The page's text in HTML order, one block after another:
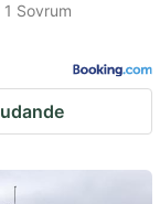
1 Sovrum